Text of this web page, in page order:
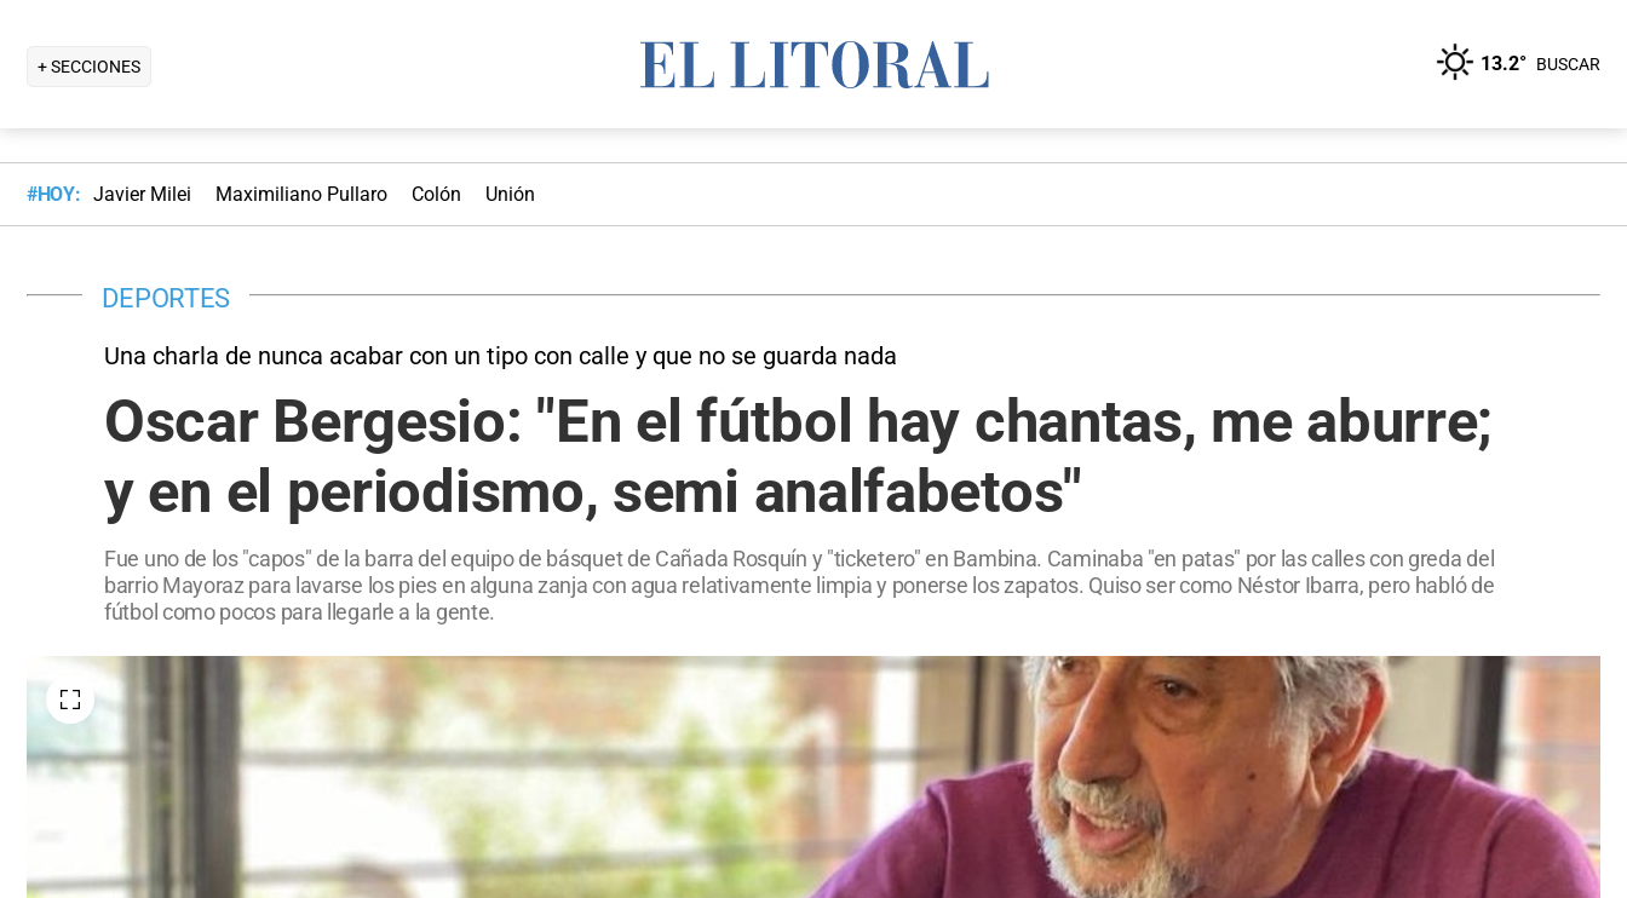
+ SECCIONES 13.2° BUSCAR
#HOY: Javier Milei Maximiliano Pullaro Colón Unión
DEPORTES
Una charla de nunca acabar con un tipo con calle y que no se guarda nada
Oscar Bergesio: "En el fútbol hay chantas, me aburre;
y en el periodismo, semi analfabetos"
Fue uno de los "capos" de la barra del equipo de básquet de Cañada Rosquín y "ticketero" en Bambina. Caminaba "en patas" por las calles con greda del
barrio Mayoraz para lavarse los pies en alguna zanja con agua relativamente limpia y ponerse los zapatos. Quiso ser como Néstor Ibarra, pero habló de
fútbol como pocos para llegarle a la gente.